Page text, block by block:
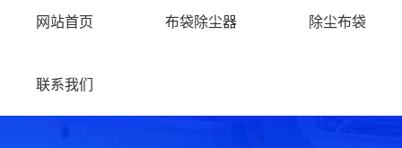
网站首页 布袋除尘器 除尘布袋
联系我们